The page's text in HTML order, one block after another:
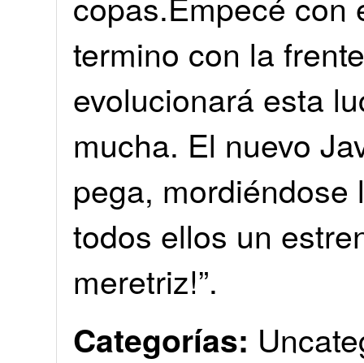
termino con la
evolucionará esta
mucha. El nuevo
pega,
todos ellos un
meretriz!”.
Categorías: